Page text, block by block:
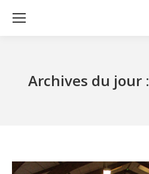
Archives du jour :